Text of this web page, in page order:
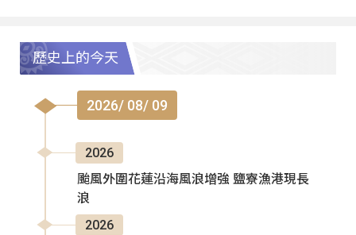
歷史上的今天
2026/ 08/ 09
2026
颱風外圍花蓮沿海風浪增強 鹽寮漁港現長
浪
2026